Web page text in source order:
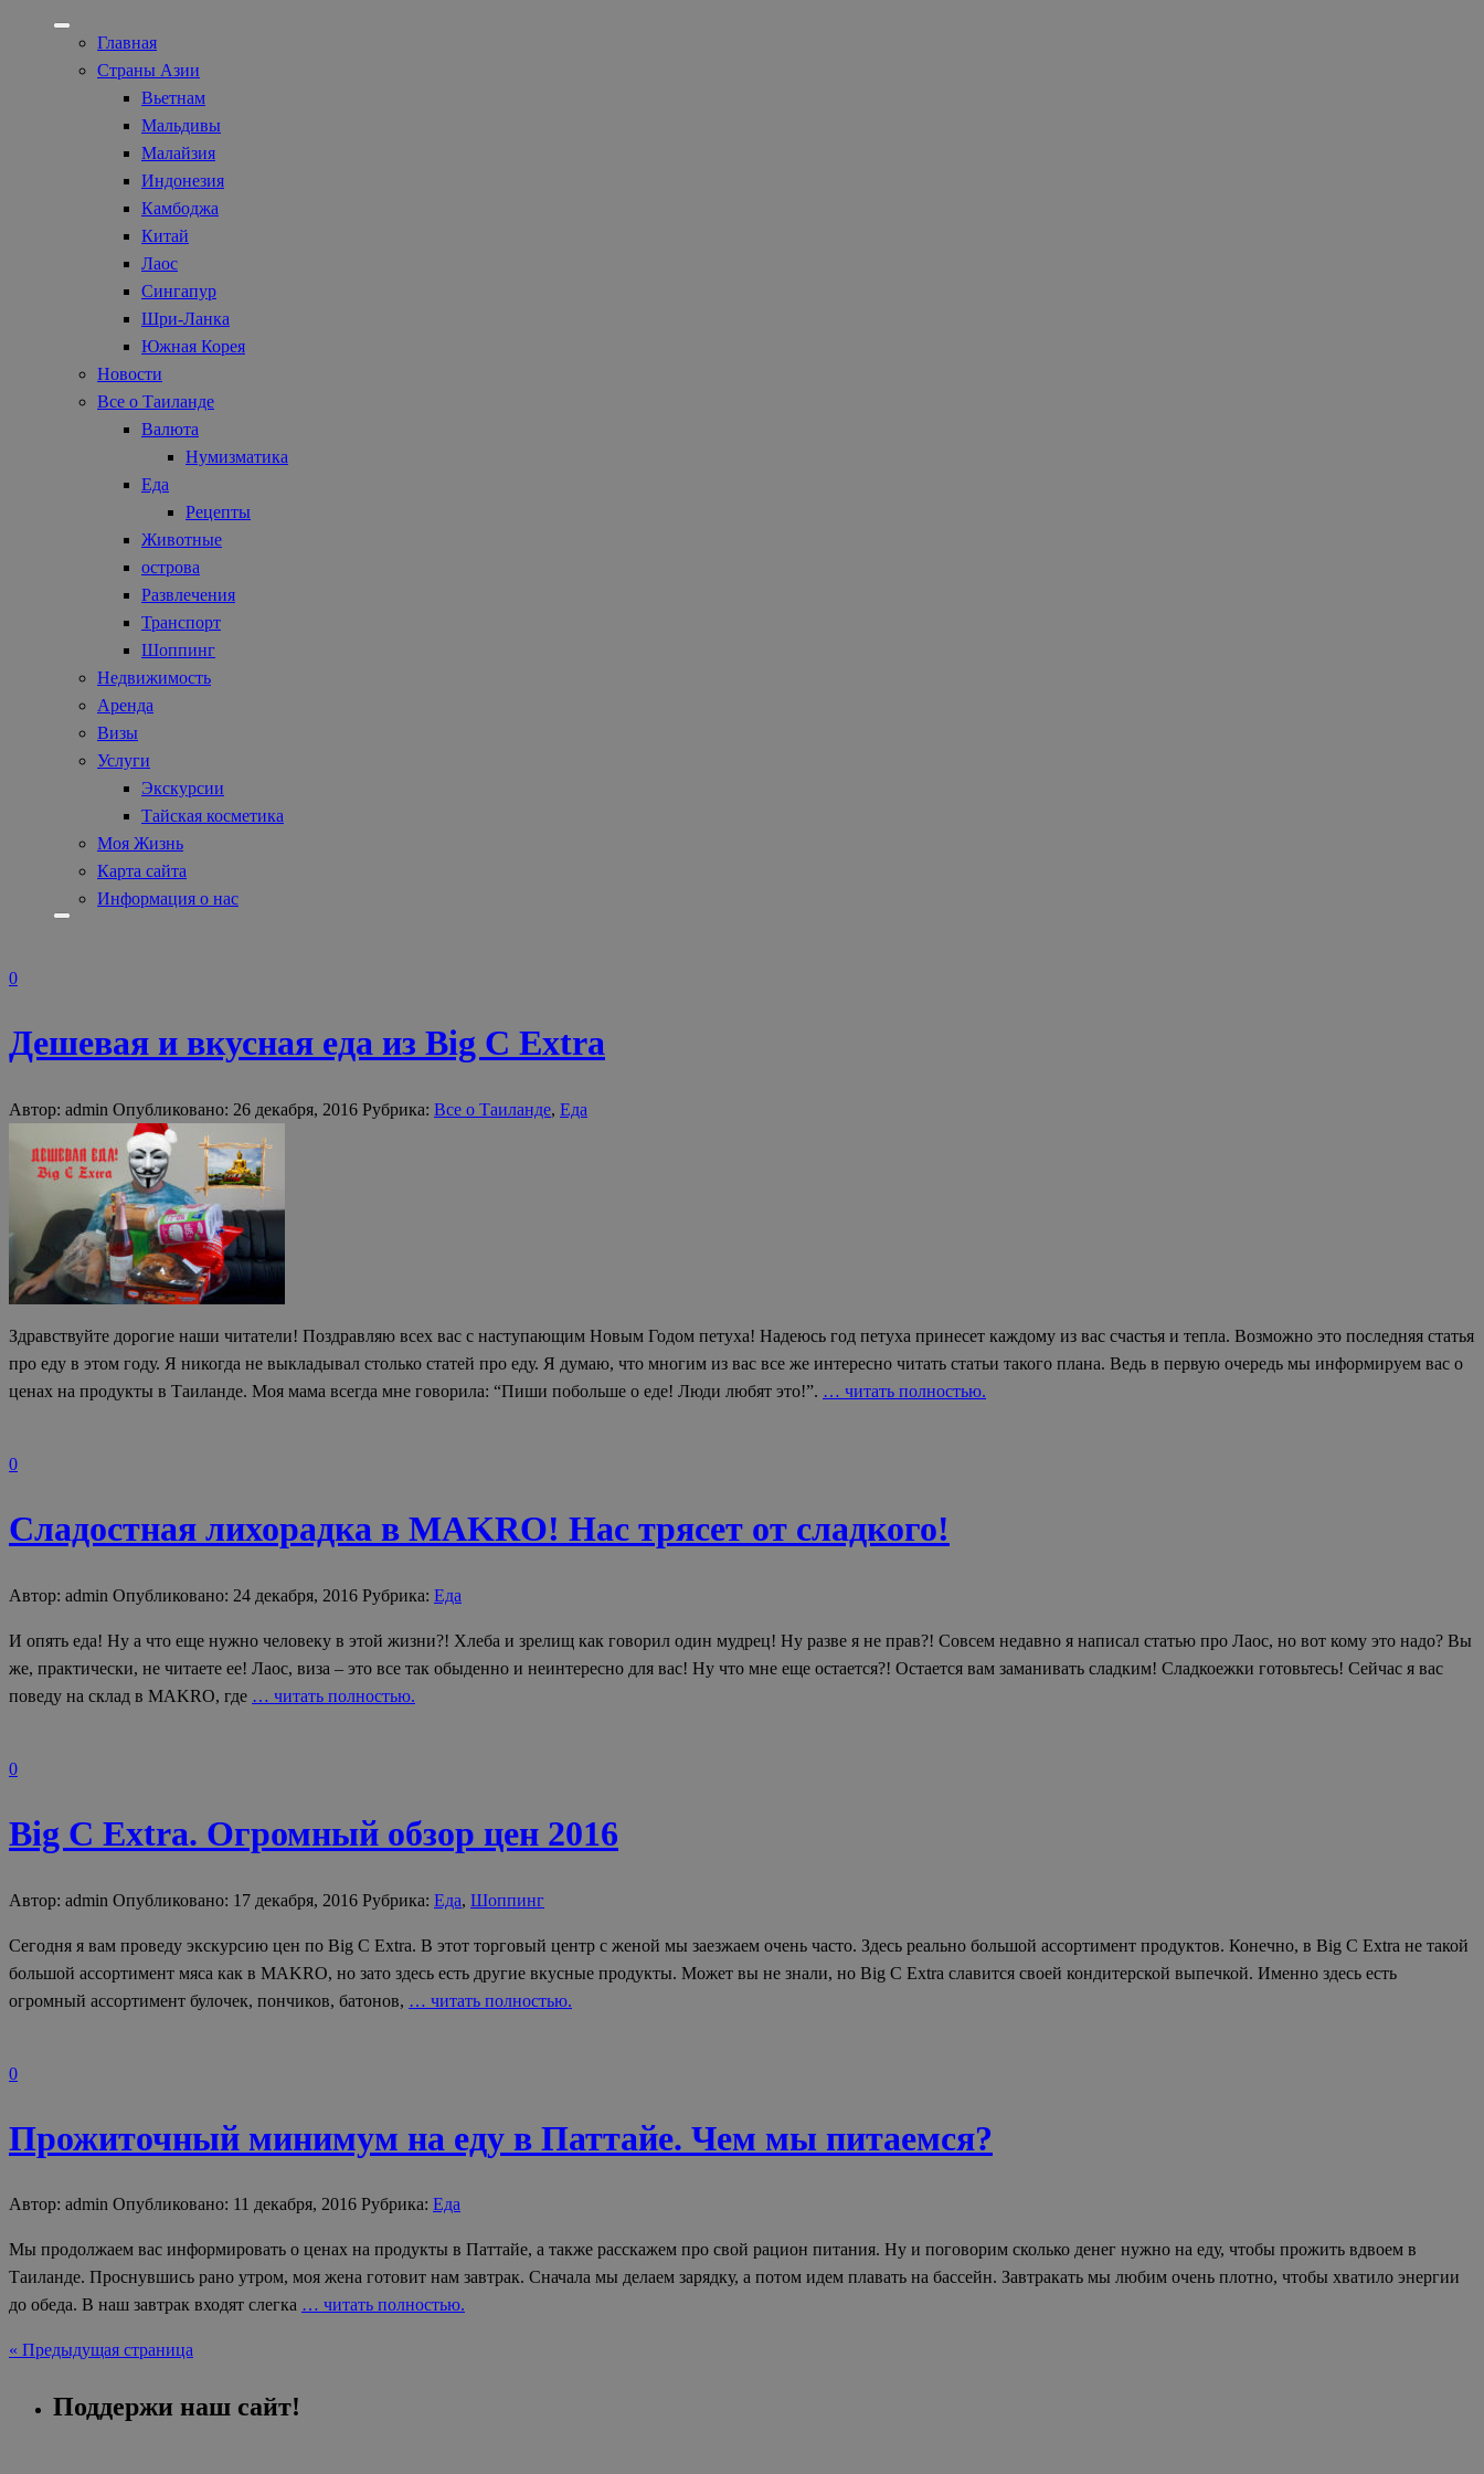
Главная
Страны Азии
Вьетнам
Мальдивы
Малайзия
Индонезия
Камбоджа
Китай
Лаос
Сингапур
Шри-Ланка
Южная Корея
Новости
Все о Таиланде
Валюта
Нумизматика
Еда
Рецепты
Животные
острова
Развлечения
Транспорт
Шоппинг
Недвижимость
Аренда
Визы
Услуги
Экскурсии
Тайская косметика
Моя Жизнь
Карта сайта
Информация о нас
0
Дешевая и вкусная еда из Big C Extra
Автор: admin Опубликовано: 26 декабря, 2016 Рубрика: Все о Таиланде, Еда
Здравствуйте дорогие наши читатели! Поздравляю всех вас с наступающим Новым Годом петуха! Надеюсь год петуха принесет каждому из вас счастья и тепла. Возможно это последняя статья
про еду в этом году. Я никогда не выкладывал столько статей про еду. Я думаю, что многим из вас все же интересно читать статьи такого плана. Ведь в первую очередь мы информируем вас о
ценах на продукты в Таиланде. Моя мама всегда мне говорила: “Пиши побольше о еде! Люди любят это!”. … читать полностью.
0
Сладостная лихорадка в MAKRO! Нас трясет от сладкого!
Автор: admin Опубликовано: 24 декабря, 2016 Рубрика: Еда
И опять еда! Ну а что еще нужно человеку в этой жизни?! Хлеба и зрелищ как говорил один мудрец! Ну разве я не прав?! Совсем недавно я написал статью про Лаос, но вот кому это надо? Вы
же, практически, не читаете ее! Лаос, виза – это все так обыденно и неинтересно для вас! Ну что мне еще остается?! Остается вам заманивать сладким! Сладкоежки готовьтесь! Сейчас я вас
поведу на склад в MAKRO, где … читать полностью.
0
Big С Extra. Огромный обзор цен 2016
Автор: admin Опубликовано: 17 декабря, 2016 Рубрика: Еда, Шоппинг
Сегодня я вам проведу экскурсию цен по Big C Extra. В этот торговый центр с женой мы заезжаем очень часто. Здесь реально большой ассортимент продуктов. Конечно, в Big C Extra не такой
большой ассортимент мяса как в MAKRO, но зато здесь есть другие вкусные продукты. Может вы не знали, но Big C Extra славится своей кондитерской выпечкой. Именно здесь есть
огромный ассортимент булочек, пончиков, батонов, … читать полностью.
0
Прожиточный минимум на еду в Паттайе. Чем мы питаемся?
Автор: admin Опубликовано: 11 декабря, 2016 Рубрика: Еда
Мы продолжаем вас информировать о ценах на продукты в Паттайе, а также расскажем про свой рацион питания. Ну и поговорим сколько денег нужно на еду, чтобы прожить вдвоем в
Таиланде. Проснувшись рано утром, моя жена готовит нам завтрак. Сначала мы делаем зарядку, а потом идем плавать на бассейн. Завтракать мы любим очень плотно, чтобы хватило энергии
до обеда. В наш завтрак входят слегка … читать полностью.
« Предыдущая страница
Поддержи наш сайт!